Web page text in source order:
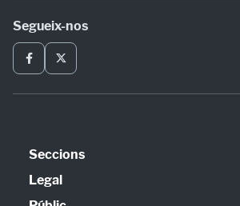
Segueix-nos
Seccions
Política
Opinió
Legal